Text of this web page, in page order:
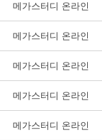
메가스터디 온라인
메가스터디 온라인
메가스터디 온라인
메가스터디 온라인
메가스터디 온라인